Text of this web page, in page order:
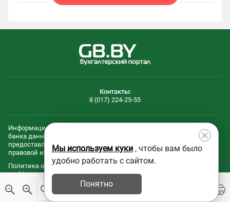
Мы используем куки, чтобы вам было
удобно работать с сайтом.
Понятно
Контакты:
8 (017) 224-25-55
Информационные и технологическиe составляющие эталонного
банка данных правовой информации Республики Беларусь
предоставлены Национальным центром законодательства и
правовой информации Республики Беларусь.
Политика обработки файлов
cookie
Политика обработки персональных
данных
© 2005 - 2026 ООО "Агентство Владимира Гревцова"